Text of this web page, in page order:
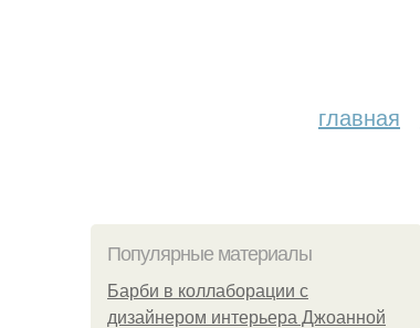
главная
Популярные материалы
Барби в коллаборации с
дизайнером интерьера Джоанной